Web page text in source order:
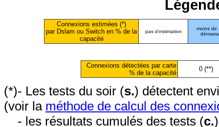
Connexions estimées (*)
par Dslam ou Switch en % de la
capacité
pas d'estimation
moins de
Connexions détectées par carte
% de la capacité
0 (**)
(*)- Les tests du soir (s.) détectent
(voir la méthode de calcul des
- les résultats cumulés des tests (c.